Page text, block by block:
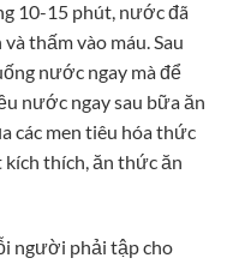
10-15 phút, nước đã
thấm vào máu. Sau
nước ngay mà để
nước ngay sau bữa ăn
các men tiêu hóa thức
thích, ăn thức ăn
người phải tập cho